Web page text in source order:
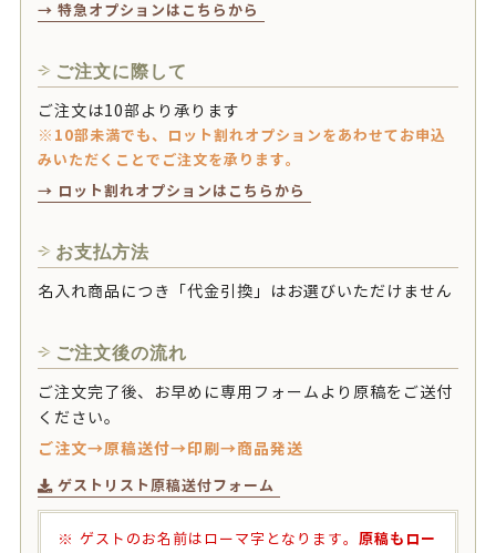
→ 特急オプションはこちらから
ご注文に際して
ご注文は10部より承ります
※10部未満でも、ロット割れオプションをあわせてお申込
みいただくことでご注文を承ります。
→ ロット割れオプションはこちらから
お支払方法
名入れ商品につき「代金引換」はお選びいただけません
ご注文後の流れ
ご注文完了後、お早めに専用フォームより原稿をご送付
ください。
ご注文→原稿送付→印刷→商品発送
ゲストリスト原稿送付フォーム
ゲストのお名前はローマ字となります。 原稿もロー